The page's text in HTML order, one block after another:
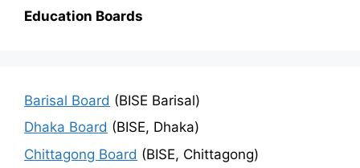
Education Boards
Barisal Board (BISE Barisal)
Dhaka Board (BISE, Dhaka)
Chittagong Board (BISE, Chittagong)